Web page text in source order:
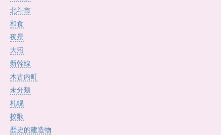
北斗市
和食
夜景
大沼
新幹線
木古内町
未分類
札幌
校歌
歴史的建造物